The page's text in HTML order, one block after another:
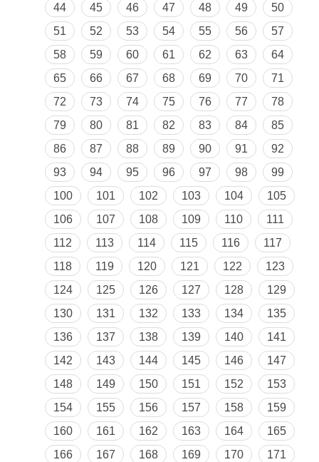
44
45 46 47 48 49
50
51
52 53 54 55 56
57
58
59 60 61 62 63
64
65
66 67 68 69 70
71
72
73 74 75 76 77
78
79
80 81 82 83 84
85
86
87 88 89 90 91
92
93
94 95 96 97 98
99
100
101 102 103 104
105
106
107 108 109 110
111
112
113 114 115 116
117
118
119 120 121 122
123
124
125 126 127 128
129
130
131 132 133 134
135
136
137 138 139 140
141
142
143 144 145 146
147
148
149 150 151 152
153
154
155 156 157 158
159
160
161 162 163 164
165
166
167 168 169 170
171